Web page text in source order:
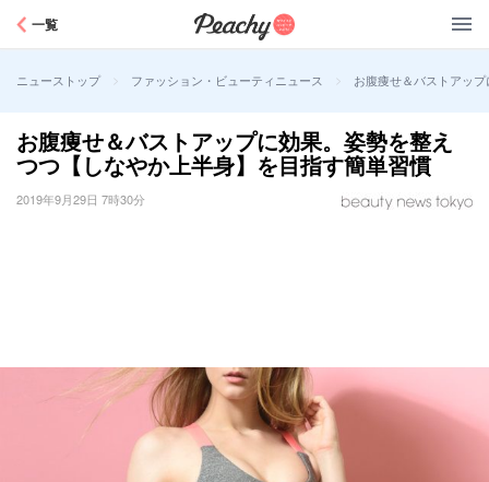
一覧
ニューストップ > ファッション・ビューティニュース > お腹痩せ＆バストアッ
お腹痩せ＆バストアップに効果。姿勢を整え
つつ【しなやか上半身】を目指す簡単習慣
2019年9月29日 7時30分